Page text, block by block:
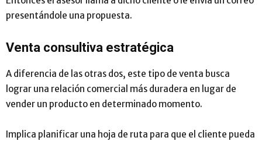
presentándole una propuesta.
Venta consultiva estratégica
A diferencia de las otras dos, este tipo de venta busca
lograr una relación comercial más duradera en lugar de
vender un producto en determinado momento.
Implica planificar una hoja de ruta para que el cliente pueda